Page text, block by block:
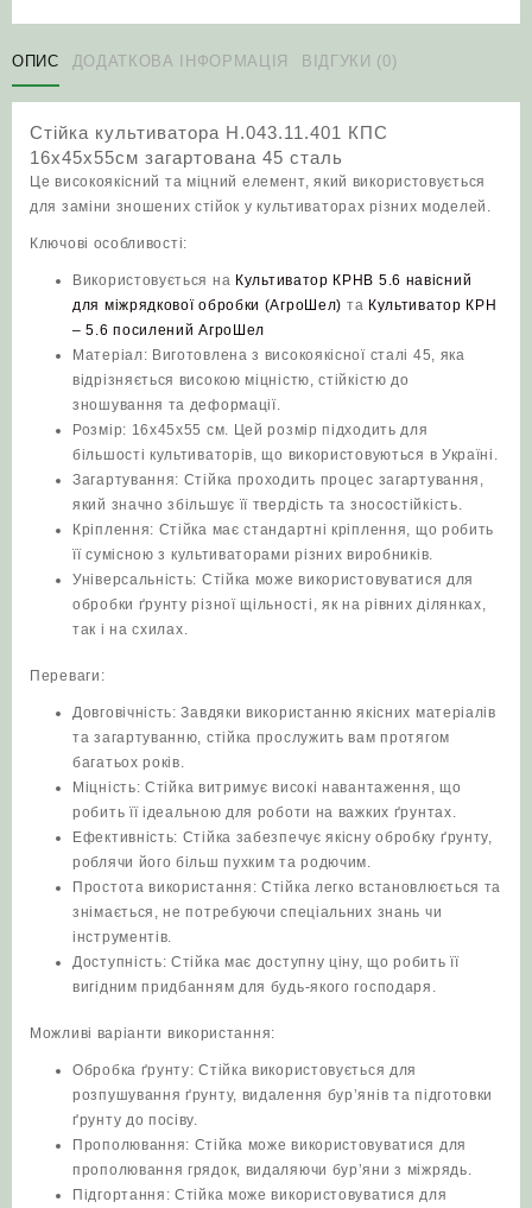
16х45х55
см
45
сталь
кількість
ОПИС ДОДАТКОВА ІНФОРМАЦІЯ ВІДГУКИ (0)
Стійка культиватора Н.043.11.401 КПС
16х45х55см загартована 45 сталь
Це високоякісний та міцний елемент, який використовується
для заміни зношених стійок у культиваторах різних моделей.
Ключові особливості:
Використовується на Культиватор КРНВ 5.6 навісний
для міжрядкової обробки (АгроШел) та Культиватор КРН
– 5.6 посилений АгроШел
Матеріал: Виготовлена з високоякісної сталі 45, яка
відрізняється високою міцністю, стійкістю до
зношування та деформації.
Розмір: 16х45х55 см. Цей розмір підходить для
більшості культиваторів, що використовуються в Україні.
Загартування: Стійка проходить процес загартування,
який значно збільшує її твердість та зносостійкість.
Кріплення: Стійка має стандартні кріплення, що робить
її сумісною з культиваторами різних виробників.
Універсальність: Стійка може використовуватися для
обробки ґрунту різної щільності, як на рівних ділянках,
так і на схилах.
Переваги:
Довговічність: Завдяки використанню якісних матеріалів
та загартуванню, стійка прослужить вам протягом
багатьох років.
Міцність: Стійка витримує високі навантаження, що
робить її ідеальною для роботи на важких ґрунтах.
Ефективність: Стійка забезпечує якісну обробку ґрунту,
роблячи його більш пухким та родючим.
Простота використання: Стійка легко встановлюється та
знімається, не потребуючи спеціальних знань чи
інструментів.
Доступність: Стійка має доступну ціну, що робить її
вигідним придбанням для будь-якого господаря.
Можливі варіанти використання:
Обробка ґрунту: Стійка використовується для
розпушування ґрунту, видалення бур’янів та підготовки
ґрунту до посіву.
Прополювання: Стійка може використовуватися для
прополювання грядок, видаляючи бур’яни з міжрядь.
Підгортання: Стійка може використовуватися для